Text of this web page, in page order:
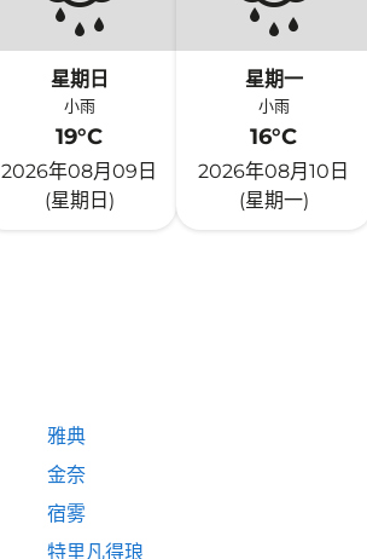
星期日
小雨
19°C
2026年08月09日
(星期日)
星期一
小雨
16°C
2026年08月10日
(星期一)
雅典
金奈
宿雾
特里凡得琅